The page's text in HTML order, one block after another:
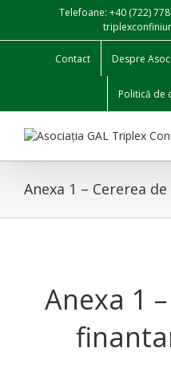
content
Telefoane: +40 (722)
Contact Despre
Politică de
Anexa 1 – Cererea
Anexa 1